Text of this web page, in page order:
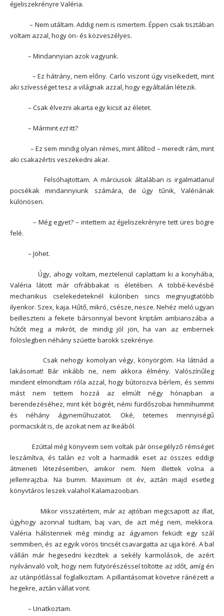
éjjeliszekrényre Valéria.
– Nem utáltam. Addig nem is ismertem. Éppen csak tisztában
voltam azzal, hogy ön- és közveszélyes.
– Mindannyian azok vagyunk.
– Ez hátrány, nem előny. Carlo viszont úgy viselkedett, mint
aki szívességet tesz a világnak azzal, hogy egyáltalán létezik.
– Csak élvezni akarta egy kicsit az életet.
– Márminteztitt?
– Ez sem mindig olyan rémes, mint állítod – meredt rám, mint
aki csakazértis veszekedni akar.
Felsóhajtottam. A márciusok általában is irgalmatlanul
pocsékak mindannyiunk számára, de úgy tűnik, Valériának
különösen.
– Még egyet? – intettem az éjjeliszekrényre tett üres bögre
felé.
– Jöhet.
Úgy, ahogy voltam, meztelenül caplattam ki a konyhába,
Valéria látott már cifrábbakat is életében. A többé-kevésbé
mechanikus cselekedeteknél különben sincs megnyugtatóbb
ilyenkor. Szex, kaja. Hűtő, mikró, csésze, nesze. Nehéz meló ugyan
beilleszteni a fekete bársonnyal bevont kriptám ambianszába a
hűtőt meg a mikrót, de mindig jól jön, ha van az embernek
fölöslegben néhány szúette barokk szekrénye.
Csak nehogy komolyan végy, könyörgöm. Ha látnád a
lakásomat! Bár inkább ne, nem akkora élmény. Valószínűleg
mindent elmondtam róla azzal, hogy bútorozva bérlem, és semmi
mást nem tettem hozzá az elmúlt négy hónapban a
berendezéséhez, mint két bögrét, némi fürdőszobai himmihummit
és néhány ágyneműhuzatot. Oké, tetemes mennyiségű
pormacskát is, de azokat nem az Ikeából.
Ezúttal még könyveim sem voltak pár önsegélyző rémséget
leszámítva, és talán ez volt a harmadik eset az összes eddigi
átmeneti létezésemben, amikor nem. Nem illettek volna a
jellemrajzba. Na bumm. Maximum öt év, aztán majd esetleg
könyvtáros leszek valahol Kalamazooban.
Mikor visszatértem, már az ajtóban megcsapott az illat,
úgyhogy azonnal tudtam, baj van, de azt még nem, mekkora.
Valéria hálistennek még mindig az ágyamon feküdt egy szál
semmiben, és az egyik vörös tincsét csavargatta az ujja köré. A bal
vállán már hegesedni kezdtek a sekély karmolások, de azért
nyilvánvaló volt, hogy nem fütyörészéssel töltötte az időt, amíg én
az utánpótlással foglalkoztam. A pillantásomat követve ránézett a
hegekre, aztán vállat vont.
– Unatkoztam.